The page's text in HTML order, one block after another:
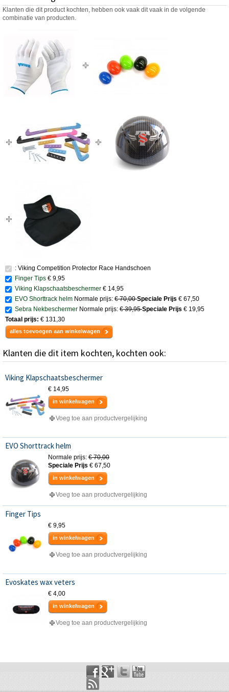
Klanten die dit product kochten, hebben ook vaak dit vaak in de volgende
combinatie van producten.
: Viking Competition Protector Race Handschoen
Finger Tips € 9,95
Viking Klapschaatsbeschermer € 14,95
EVO Shorttrack helm Normale prijs: € 70,00Speciale Prijs € 67,50
Sebra Nekbeschermer Normale prijs: € 39,95Speciale Prijs € 19,95
Totaal prijs: € 131,30
alles toevoegen aan winkelwagen
Klanten die dit item kochten, kochten ook:
Viking Klapschaatsbeschermer
€ 14,95
in winkelwagen
Voeg toe aan productvergelijking
EVO Shorttrack helm
Normale prijs: € 70,00
Speciale Prijs € 67,50
in winkelwagen
Voeg toe aan productvergelijking
Finger Tips
€ 9,95
in winkelwagen
Voeg toe aan productvergelijking
Evoskates wax veters
€ 4,00
in winkelwagen
Voeg toe aan productvergelijking